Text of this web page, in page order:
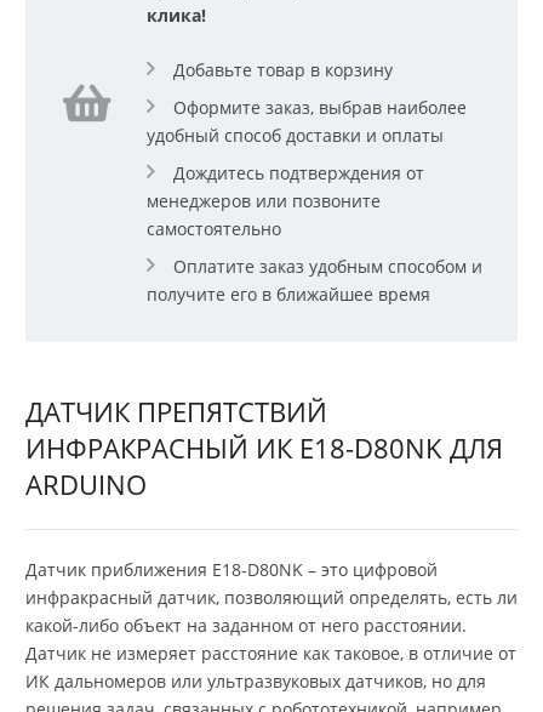
клика!
Добавьте товар в корзину
Оформите заказ, выбрав наиболее
удобный способ доставки и оплаты
Дождитесь подтверждения от
менеджеров или позвоните
самостоятельно
Оплатите заказ удобным способом и
получите его в ближайшее время
ДАТЧИК ПРЕПЯТСТВИЙ
ИНФРАКРАСНЫЙ ИК E18-D80NK ДЛЯ
ARDUINO
Датчик приближения E18-D80NK – это цифровой
инфракрасный датчик, позволяющий определять, есть ли
какой-либо объект на заданном от него расстоянии.
Датчик не измеряет расстояние как таковое, в отличие от
ИК дальномеров или ультразвуковых датчиков, но для